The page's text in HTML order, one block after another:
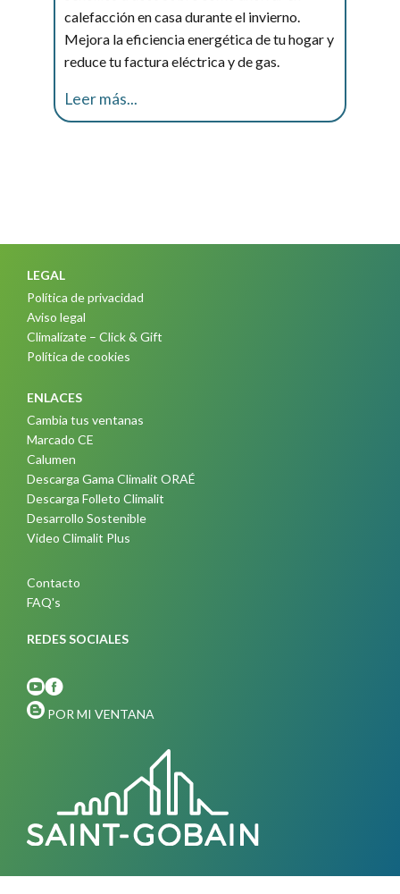
calefacción en casa durante el invierno.
Mejora la eficiencia energética de tu hogar y
reduce tu factura eléctrica y de gas.
Leer más...
LEGAL
Política de privacidad
Aviso legal
Climalízate – Click & Gift
Política de cookies
ENLACES
Cambia tus ventanas
Marcado CE
Calumen
Descarga Gama Climalit ORAÉ
Descarga Folleto Climalit
Desarrollo Sostenible
Video Climalit Plus
Contacto
FAQ's
REDES SOCIALES
POR MI VENTANA